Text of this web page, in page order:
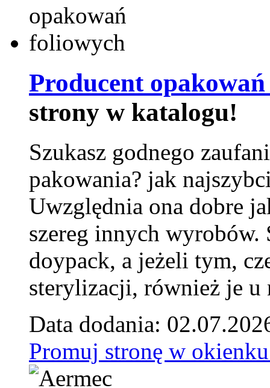
Producent
strony w katalogu!
Szukasz godnego
pakowania? jak
Uwzględnia ona dobre
szereg innych
doypack, a jeżeli tym,
sterylizacji, również je u
Data dodania:
Promuj stronę w